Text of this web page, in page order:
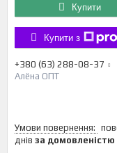
Купити
Купити з
+380 (63) 288-08-37
Алёна ОПТ
днів за домовленістю